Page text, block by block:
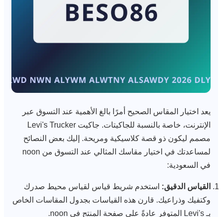
يعد اختيار المقاس الصحيح أمرًا بالغ الأهمية عند التسوق عبر
الإنترنت، خاصة بالنسبة للجاكيتات. جاكيت Levi's Trucker
مصمم ليكون ذو قصة كلاسيكية ومريحة. إليك بعض النصائح
لمساعدتك في اختيار مقاسك المثالي عند التسوق من noon
في السعودية:
القياس الدقيق: استخدم شريط قياس لقياس محيط صدرك
وكتفيك وذراعيك. قارن هذه القياسات بجدول المقاسات الخاص
بـ Levi's المتوفر عادةً على صفحة المنتج في noon.